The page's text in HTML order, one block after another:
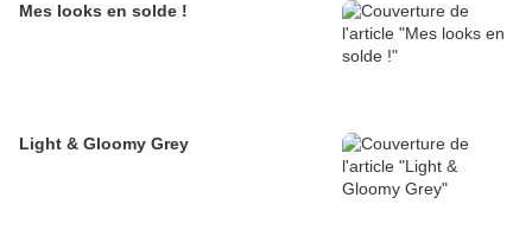
Mes looks en solde !
Light & Gloomy Grey